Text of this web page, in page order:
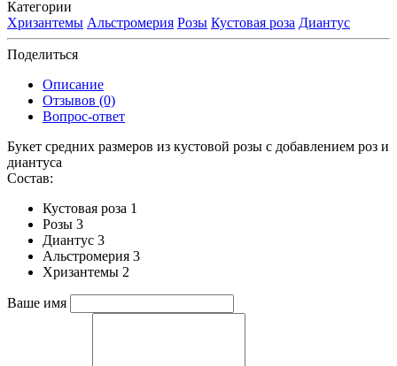
Категории
Хризантемы Альстромерия Розы Кустовая роза Диантус
Поделиться
Описание
Отзывов (0)
Вопрос-ответ
Букет средних размеров из кустовой розы c добавлением роз и
диантуса
Состав:
Кустовая роза 1
Розы 3
Диантус 3
Альстромерия 3
Хризантемы 2
Ваше имя